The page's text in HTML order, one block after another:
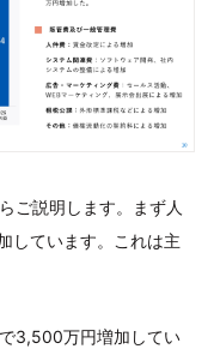
ご説明します。まず人
しています。これは主
3,500万円増加してい